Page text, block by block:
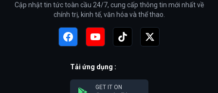
Cập nhật tin tức toàn cầu 24/7, cung cấp thông tin mới nhất về
chính trị, kinh tế, văn hóa và thể thao.
Tải ứng dụng :
GET IT ON